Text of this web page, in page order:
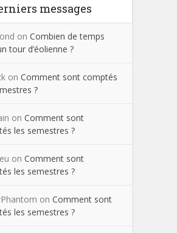
messages
on Combien de temps
tour d’éolienne ?
on Comment sont comptés
?
on Comment sont
les semestres ?
on Comment sont
les semestres ?
on Comment sont
les semestres ?